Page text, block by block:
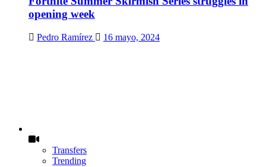
opening week
Pedro Ramírez 16 mayo, 2024
Transfers
Trending